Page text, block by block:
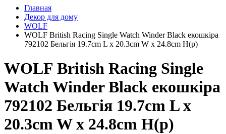
Главная
Декор для дому
WOLF
WOLF British Racing Single Watch Winder Black екошкіра
792102 Бельгія 19.7cm L x 20.3cm W x 24.8cm H(р)
WOLF British Racing Single
Watch Winder Black екошкіра
792102 Бельгія 19.7cm L x
20.3cm W x 24.8cm H(р)